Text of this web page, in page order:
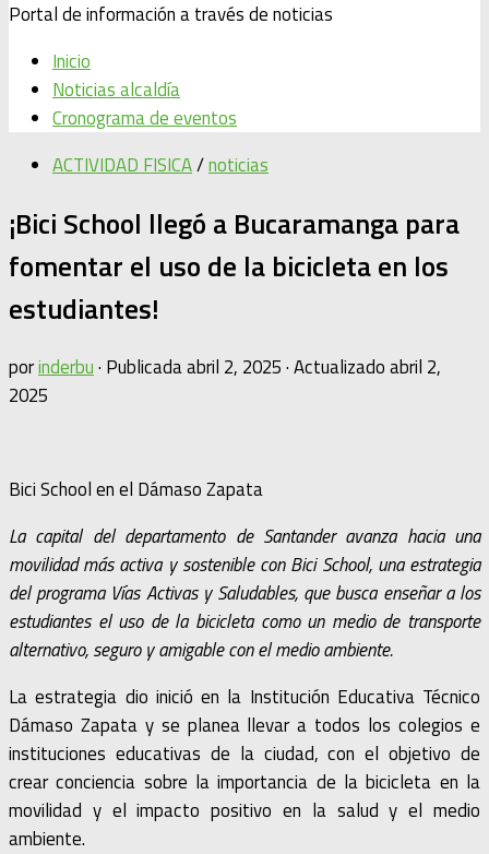
Portal de información a través de noticias
Inicio
Noticias alcaldía
Cronograma de eventos
ACTIVIDAD FISICA/noticias
¡Bici School llegó a Bucaramanga para
fomentar el uso de la bicicleta en los
estudiantes!
porinderbu· Publicadaabril 2, 2025· Actualizadoabril 2,
2025
Bici School en el Dámaso Zapata
La capital del departamento de Santander avanza hacia una
movilidad más activa y sostenible con Bici School, una estrategia
del programa Vías Activas y Saludables, que busca enseñar a los
estudiantes el uso de la bicicleta como un medio de transporte
alternativo, seguro y amigable con el medio ambiente.
La estrategia dio inició en la Institución Educativa Técnico
Dámaso Zapata y se planea llevar a todos los colegios e
instituciones educativas de la ciudad, con el objetivo de
crear conciencia sobre la importancia de la bicicleta en la
movilidad y el impacto positivo en la salud y el medio
ambiente.